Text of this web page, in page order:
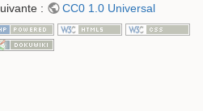
:
CC0 1.0 Universal